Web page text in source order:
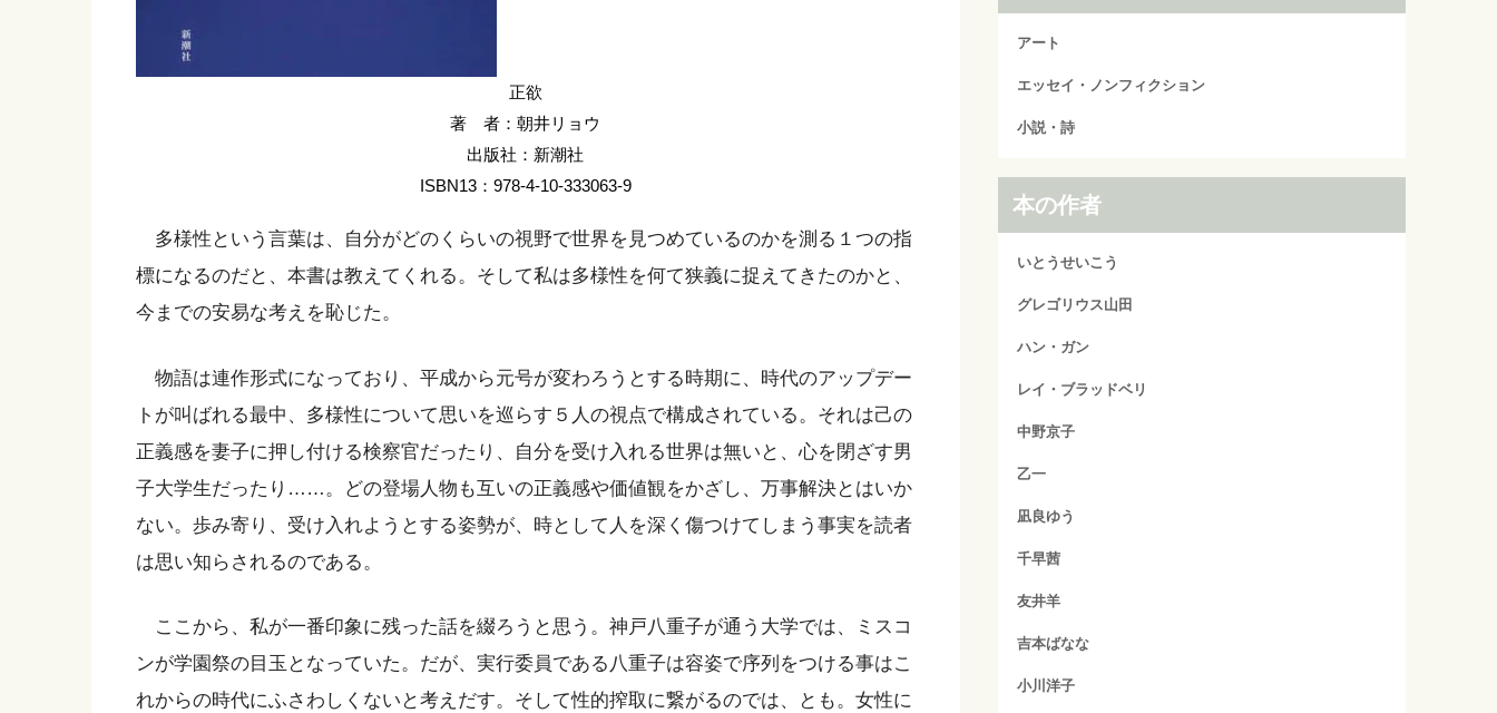
正欲
著 者：朝井リョウ
出版社：新潮社
ISBN13：978-4-10-333063-9
多様性という言葉は、自分がどのくらいの視野で世界を見つめているのかを測る１つの指
標になるのだと、本書は教えてくれる。そして私は多様性を何て狭義に捉えてきたのかと、
今までの安易な考えを恥じた。
物語は連作形式になっており、平成から元号が変わろうとする時期に、時代のアップデー
トが叫ばれる最中、多様性について思いを巡らす５人の視点で構成されている。それは己の
正義感を妻子に押し付ける検察官だったり、自分を受け入れる世界は無いと、心を閉ざす男
子大学生だったり……。どの登場人物も互いの正義感や価値観をかざし、万事解決とはいか
ない。歩み寄り、受け入れようとする姿勢が、時として人を深く傷つけてしまう事実を読者
は思い知らされるのである。
ここから、私が一番印象に残った話を綴ろうと思う。神戸八重子が通う大学では、ミスコ
ンが学園祭の目玉となっていた。だが、実行委員である八重子は容姿で序列をつける事はこ
れからの時代にふさわしくないと考えだす。そして性的搾取に繋がるのでは、とも。女性に
アート
エッセイ・ノンフィクション
小説・詩
本の作者
いとうせいこう
グレゴリウス山田
ハン・ガン
レイ・ブラッドベリ
中野京子
乙一
凪良ゆう
千早茜
友井羊
吉本ばなな
小川洋子